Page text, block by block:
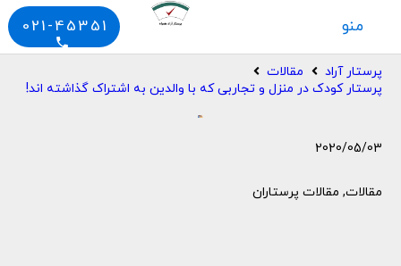
منو 021-45351
phone
پرستار آراد
مقالات
پرستار کودک در منزل و تجاربی که با والدین به اشتراک گذاشته اند!
2020/05/03
مقالات, مقالات پرستاران